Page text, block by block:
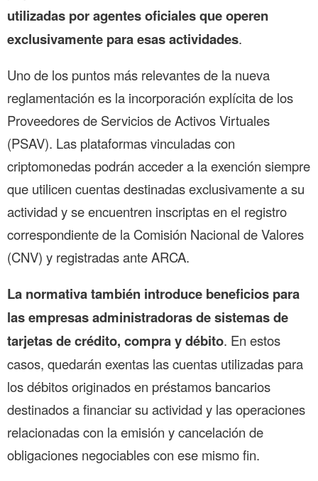
utilizadas por agentes oficiales que operen
exclusivamente para esas actividades.
Uno de los puntos más relevantes de la nueva
reglamentación es la incorporación explícita de los
Proveedores de Servicios de Activos Virtuales
(PSAV). Las plataformas vinculadas con
criptomonedas podrán acceder a la exención siempre
que utilicen cuentas destinadas exclusivamente a su
actividad y se encuentren inscriptas en el registro
correspondiente de la Comisión Nacional de Valores
(CNV) y registradas ante ARCA.
La normativa también introduce beneficios para
las empresas administradoras de sistemas de
tarjetas de crédito, compra y débito. En estos
casos, quedarán exentas las cuentas utilizadas para
los débitos originados en préstamos bancarios
destinados a financiar su actividad y las operaciones
relacionadas con la emisión y cancelación de
obligaciones negociables con ese mismo fin.